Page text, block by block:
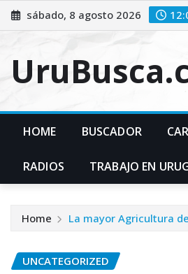
Skip
to
sábado, 8 agosto 2026
HOME BUSCADOR
RADIOS TRABAJO EN
Home La mayor Agricultura
UNCATEGORIZED